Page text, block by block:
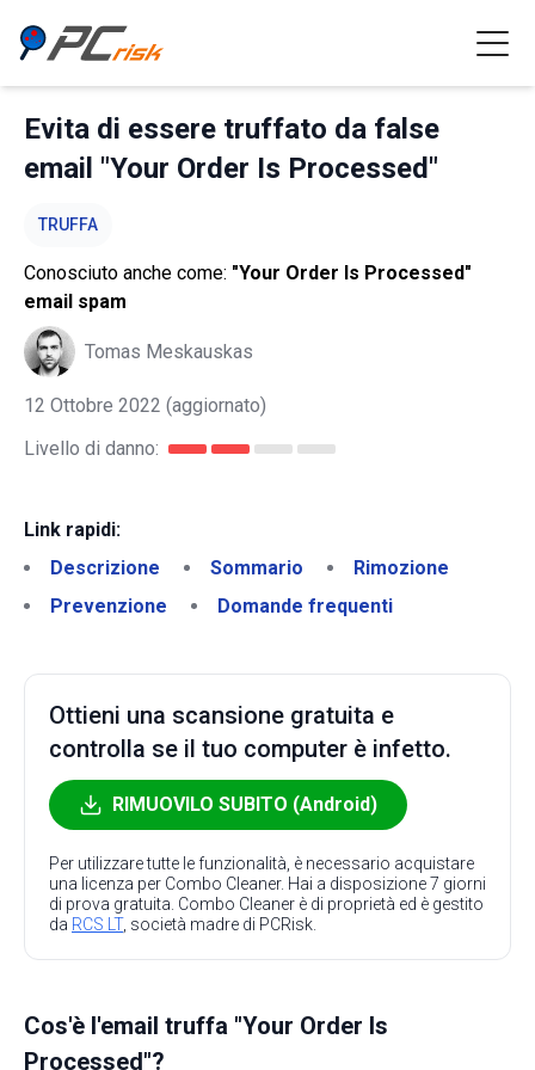
Evita di essere truffato da false
email "Your Order Is Processed"
TRUFFA
Conosciuto anche come: "Your Order Is Processed"
email spam
Tomas Meskauskas
12 Ottobre 2022 (aggiornato)
Livello di danno:
Link rapidi:
Descrizione
Sommario
Rimozione
Prevenzione
Domande frequenti
Ottieni una scansione gratuita e
controlla se il tuo computer è infetto.
RIMUOVILO SUBITO (Android)
Per utilizzare tutte le funzionalità, è necessario acquistare
una licenza per Combo Cleaner. Hai a disposizione 7 giorni
di prova gratuita. Combo Cleaner è di proprietà ed è gestito
da RCS LT, società madre di PCRisk.
Cos'è l'email truffa "Your Order Is
Processed"?